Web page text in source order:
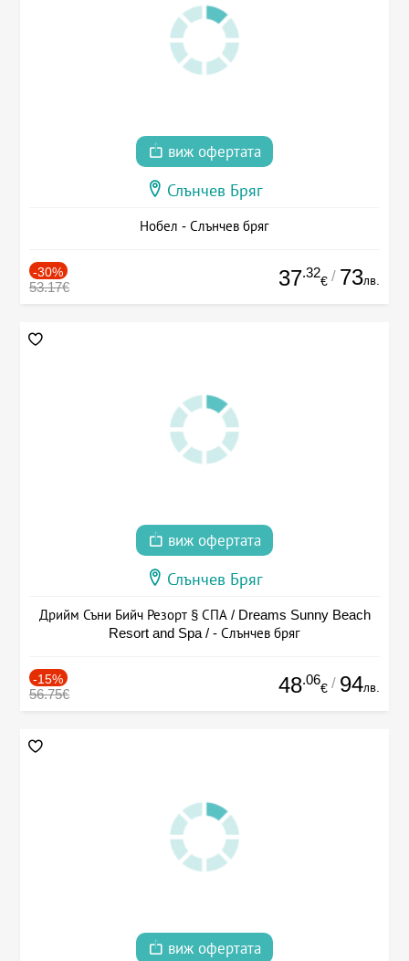
виж офертата
Слънчев Бряг
Нобел - Слънчев бряг
-30%
53.17€ 37.32
€ / 73лв.
виж офертата
Слънчев Бряг
Дрийм Съни Бийч Резорт § СПА / Dreams Sunny Beach
Resort and Spa / - Слънчев бряг
-15%
56.75€ 48.06
€ / 94лв.
виж офертата